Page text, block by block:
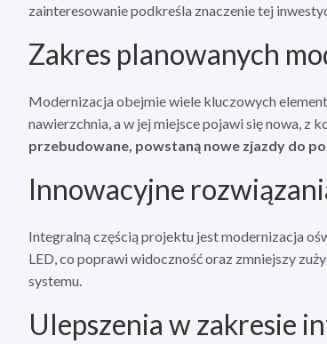
zainteresowanie podkreśla znaczenie tej
Zakres planowanych
Modernizacja obejmie wiele kluczowych
nawierzchnia, a w jej miejsce pojawi się nowa, z
przebudowane, powstaną nowe zjazdy do
Innowacyjne
Integralną częścią projektu jest modernizacja
LED, co poprawi widoczność oraz zmniejszy
systemu.
Ulepszenia w zakresie